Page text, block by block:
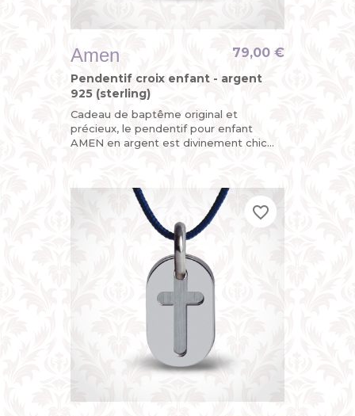
Amen
Pendentif croix enfant - argent
925 (sterling)
Cadeau de baptême original et
précieux, le pendentif pour enfant
AMEN en argent est divinement chic
79,00 €
favorite_border
favorite_border
favorite_border